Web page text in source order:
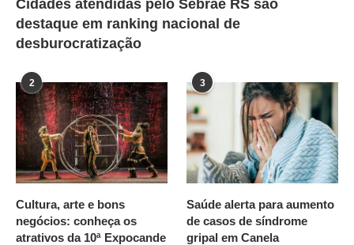
Cidades atendidas pelo Sebrae RS são
destaque em ranking nacional de
desburocratização
2
Cultura, arte e bons
negócios: conheça os
atrativos da 10ª Expocande
3
Saúde alerta para aumento
de casos de síndrome
gripal em Canela